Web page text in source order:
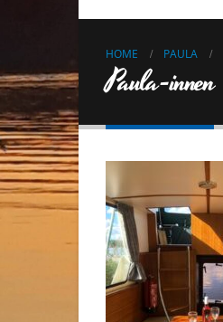
HOME PAULA
Paula-innen